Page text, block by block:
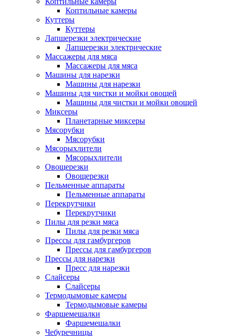
Коптильные камеры
Куттеры
Куттеры
Лапшерезки электрические
Лапшерезки электрические
Массажеры для мяса
Массажеры для мяса
Машины для нарезки
Машины для нарезки
Машины для чистки и мойки овощей
Машины для чистки и мойки овощей
Миксеры
Планетарные миксеры
Мясорубки
Мясорубки
Мясорыхлители
Мясорыхлители
Овощерезки
Овощерезки
Пельменные аппараты
Пельменные аппараты
Перекрутчики
Перекрутчики
Пилы для резки мяса
Пилы для резки мяса
Прессы для гамбургеров
Прессы для гамбургеров
Прессы для нарезки
Пресс для нарезки
Слайсеры
Слайсеры
Термодымовые камеры
Термодымовые камеры
Фаршемешалки
Фаршемешалки
Чебуречницы